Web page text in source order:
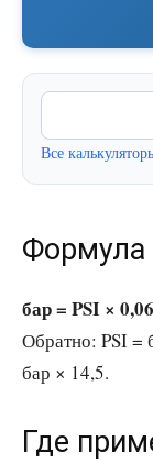
Все
Формула
бар = PSI ×
Обратно: PSI =
бар × 14,5.
Где